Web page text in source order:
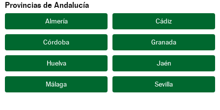
Provincias de Andalucía
Almería Cádiz
Córdoba Granada
Huelva Jaén
Málaga Sevilla